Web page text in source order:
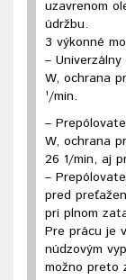
uzavrenom
údržbu.
3 výkonné
–
W, ochrana
¹/min.
–
W, ochrana
26 1/min, aj
–
pred
pri plnom
Pre prácu je
núdzovým
možno preto